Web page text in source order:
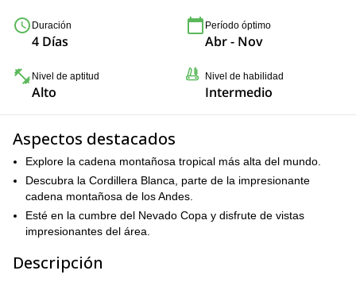
Duración
4 Días
Período óptimo
Abr - Nov
Nivel de aptitud
Alto
Nivel de habilidad
Intermedio
Aspectos destacados
Explore la cadena montañosa tropical más alta del mundo.
Descubra la Cordillera Blanca, parte de la impresionante
cadena montañosa de los Andes.
Esté en la cumbre del Nevado Copa y disfrute de vistas
impresionantes del área.
Descripción